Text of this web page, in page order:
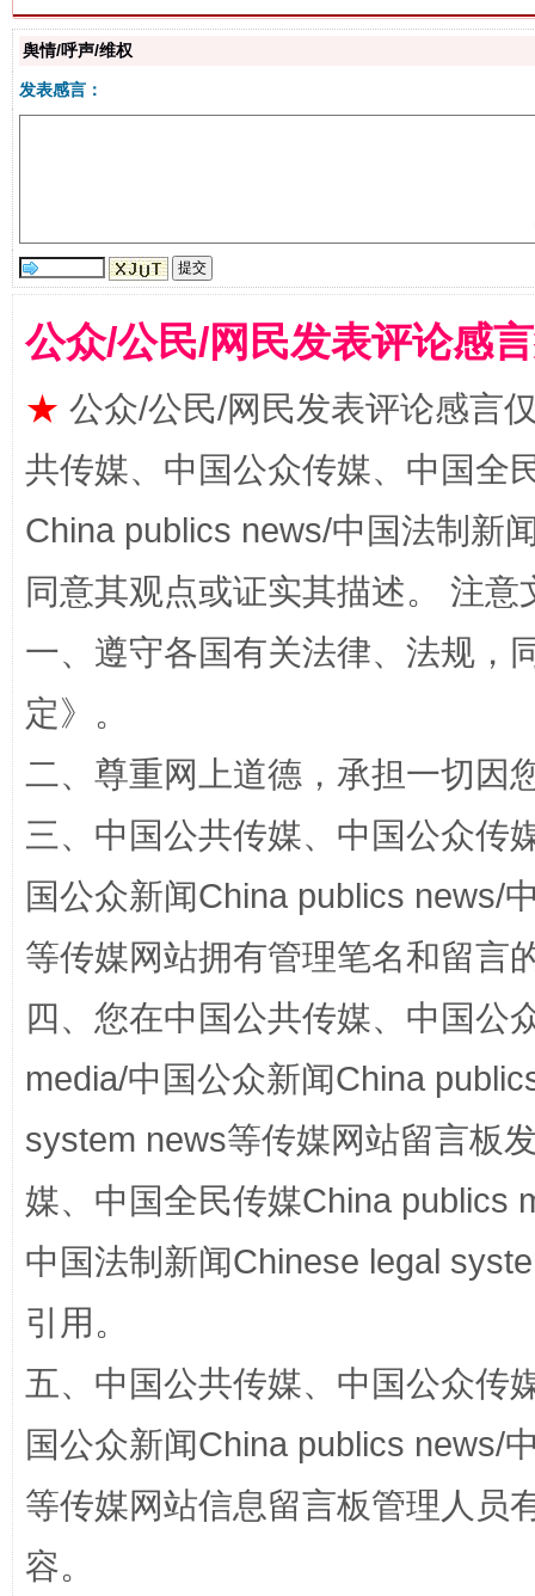
揭批美国五大"原罪" "炒
舆情/呼声/维权
发表感言：
公众/公民/网民发表评论感
★ 公众/公民/网民发表评论感言
共传媒、中国公众传媒、中国全
China publics news/中国法制新
同意其观点或证实其描述。 注
一、遵守各国有关法律、法规，
定》。
二、尊重网上道德，承担一切因
三、中国公共传媒、中国公众传
国公众新闻China publics news/
等传媒网站拥有管理笔名和留言
四、您在中国公共传媒、中国公
media/中国公众新闻China
system news等传媒网站留言板
媒、中国全民传媒China publics
中国法制新闻Chinese legal
引用。
五、中国公共传媒、中国公众传
国公众新闻China publics news/
等传媒网站信息留言板管理人员
容。